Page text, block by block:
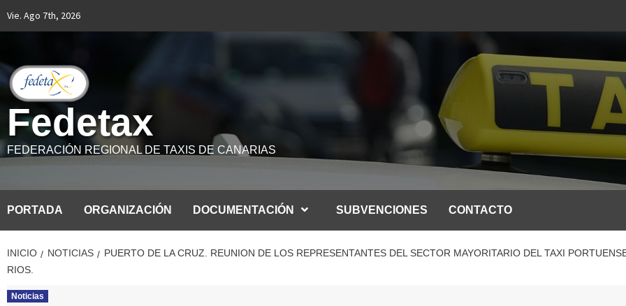
Vie. Ago 7th, 2026
Fedetax
FEDERACIÓN REGIONAL DE TAXIS DE CANARIAS
PORTADA ORGANIZACIÓN DOCUMENTACIÓN SUBVENCIONES CONTACTO
INICIO NOTICIAS
PUERTO DE LA CRUZ. REUNION DE LOS REPRESENTANTES DEL SECTOR MAYORITARIO DEL TAXI
RIOS.
Noticias